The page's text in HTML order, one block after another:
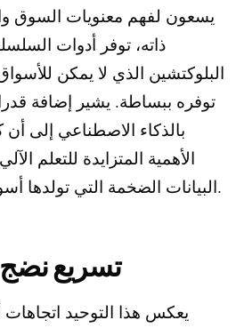
يسعون لفهم معنويات السوق
ذاته، توفر أدوات
البلوكتشين الذي لا يمكن للأسواق
توفره ببساطة. يشير إضافة
بالذكاء الاصطناعي إلى أن
الأهمية المتزايدة للتعلم
البيانات الضخمة التي تولدها أسواق العملات الرقمية.
تسريع نضج
يعكس هذا التوحيد